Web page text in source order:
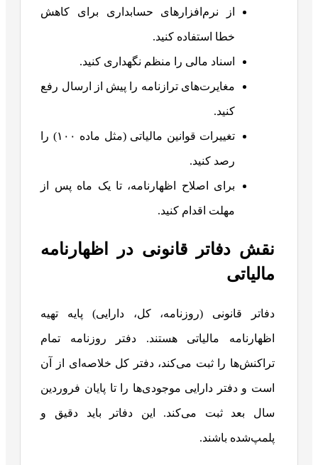
از نرم‌افزارهای حسابداری برای کاهش
خطا استفاده کنید.
اسناد مالی را منظم نگهداری کنید.
مغایرت‌های ترازنامه را پیش از ارسال رفع
کنید.
تغییرات قوانین مالیاتی (مثل ماده ۱۰۰) را
رصد کنید.
برای اصلاح اظهارنامه، تا یک ماه پس از
مهلت اقدام کنید.
نقش دفاتر قانونی در اظهارنامه
مالیاتی
دفاتر قانونی (روزنامه، کل، دارایی) پایه تهیه
اظهارنامه مالیاتی هستند. دفتر روزنامه تمام
تراکنش‌ها را ثبت می‌کند، دفتر کل خلاصه‌ای از آن
است و دفتر دارایی موجودی‌ها را تا پایان فروردین
سال بعد ثبت می‌کند. این دفاتر باید دقیق و
پلمپ‌شده باشند.